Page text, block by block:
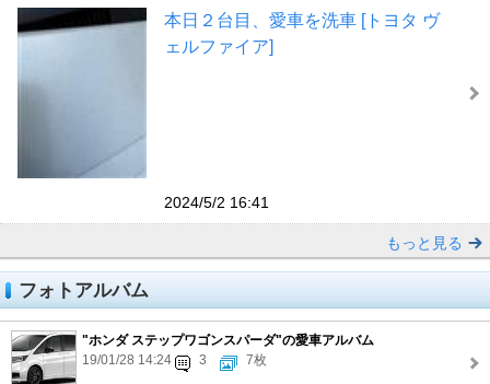
本日２台目、愛車を洗車 [トヨタ ヴ
ェルファイア]
2024/5/2 16:41
もっと見る
フォトアルバム
"ホンダ ステップワゴンスパーダ"の愛車アルバム
19/01/28 14:24
3 7枚